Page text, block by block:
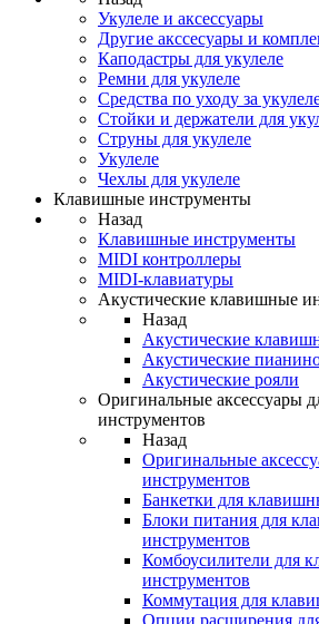
Укулеле и аксессуары
Другие акссесуары и
Каподастры для укулеле
Ремни для укулеле
Средства по уходу за
Стойки и держатели для
Струны для укулеле
Укулеле
Чехлы для укулеле
Клавишные инструменты
Назад
Клавишные инструменты
MIDI контроллеры
MIDI-клавиатуры
Акустические клавишные
Назад
Акустические
Акустические
Акустические рояли
Оригинальные аксессуары
инструментов
Назад
Оригинальные
инструментов
Банкетки для
Блоки питания для
инструментов
Комбоусилители для
инструментов
Коммутация для
Опции расширения